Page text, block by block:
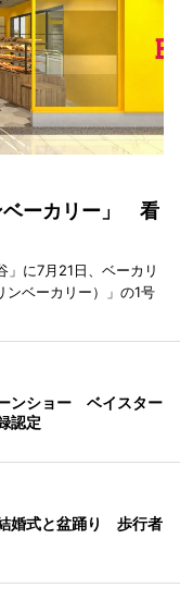
ベーカリー」 看
」に7月21日、ベーカリ
ベーカリー）」の1号
ンショー ベイスター
認定
婚式と盆踊り 歩行者